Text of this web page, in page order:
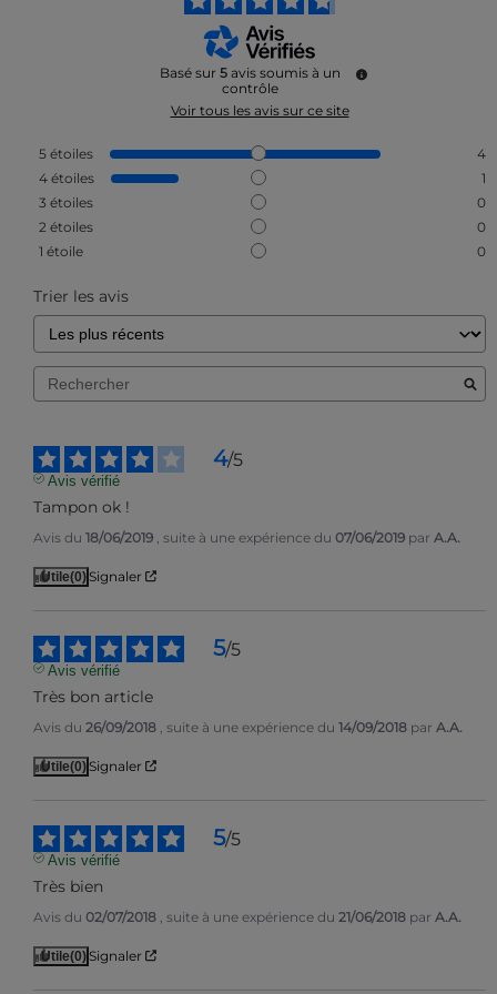
Basé sur 5 avis soumis à un
contrôle
Voir tous les avis sur ce site
5 étoiles
4
4 étoiles
1
3 étoiles
0
2 étoiles
0
1 étoile 0
Trier les avis
4/5
Avis vérifié
Tampon ok !
Avis du 18/06/2019 , suite à une expérience du 07/06/2019 par A.A.
Utile(0)Signaler
5/5
Avis vérifié
Très bon article
Avis du 26/09/2018 , suite à une expérience du 14/09/2018 par A.A.
Utile(0)Signaler
5/5
Avis vérifié
Très bien
Avis du 02/07/2018 , suite à une expérience du 21/06/2018 par A.A.
Utile(0)Signaler